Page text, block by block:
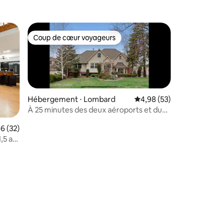
moyenne sur la base de 32 commentaires : 4,66 sur 5
(32)
ac
Coup de cœur voyageurs
Coup de cœur voyageurs
Hébergement ⋅ Lombard Évaluation moyenne
4,98 (53)
À 25 minutes des deux aéroports et du